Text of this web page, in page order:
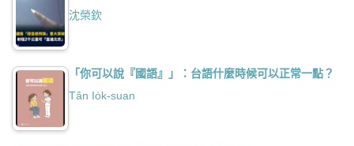
沈榮欽
「你可以說『國語』」：台語什麼時候可以正常一點？
Tân Io̍k-suan